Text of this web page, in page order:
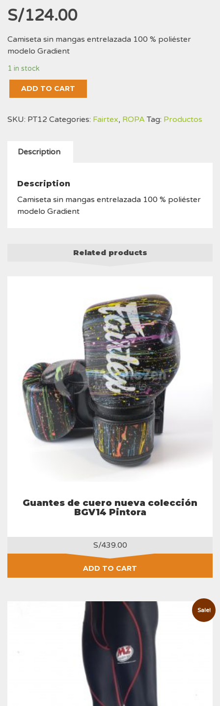
S/124.00
Camiseta sin mangas entrelazada 100 % poliéster
modelo Gradient
1 in stock
Camiseta
sin
entrelazada
Gradient
ADD TO CART
SKU: PT12 Categories: Fairtex, ROPA Tag: Productos
Description
Description
Camiseta sin mangas entrelazada 100 % poliéster
modelo Gradient
Related products
Guantes de cuero nueva colección
BGV14 Pintora
S/439.00
ADD TO CART
Sale!